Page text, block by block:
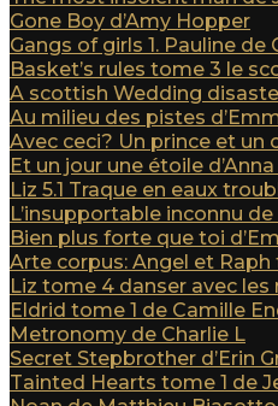
Gone Boy d’Amy Hopper
Gangs of girls 1. Pauline de
Basket’s rules tome 3 le
A scottish Wedding
Au milieu des pistes
Avec ceci? Un prince et un
Et un jour une étoile
Liz 5.1 Traque en eaux
L’insupportable inconnu
Bien plus forte que toi
Arte corpus: Angel et Raph
Liz tome 4 danser avec les
Eldrid tome 1 de Camille
Metronomy de Charlie L
Secret Stepbrother d’Erin
Tainted Hearts tome 1 de